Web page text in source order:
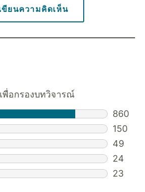
ขียนความคิดเห็น